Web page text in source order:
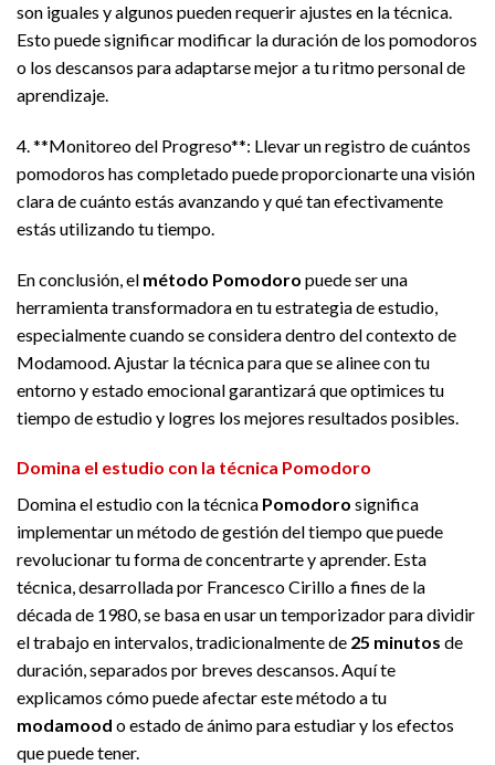
son iguales y algunos pueden requerir ajustes en la técnica.
Esto puede significar modificar la duración de los pomodoros
o los descansos para adaptarse mejor a tu ritmo personal de
aprendizaje.
4. **Monitoreo del Progreso**: Llevar un registro de cuántos
pomodoros has completado puede proporcionarte una visión
clara de cuánto estás avanzando y qué tan efectivamente
estás utilizando tu tiempo.
En conclusión, el método Pomodoro puede ser una
herramienta transformadora en tu estrategia de estudio,
especialmente cuando se considera dentro del contexto de
Modamood. Ajustar la técnica para que se alinee con tu
entorno y estado emocional garantizará que optimices tu
tiempo de estudio y logres los mejores resultados posibles.
Domina el estudio con la técnica Pomodoro
Domina el estudio con la técnica Pomodoro significa
implementar un método de gestión del tiempo que puede
revolucionar tu forma de concentrarte y aprender. Esta
técnica, desarrollada por Francesco Cirillo a fines de la
década de 1980, se basa en usar un temporizador para dividir
el trabajo en intervalos, tradicionalmente de 25 minutos de
duración, separados por breves descansos. Aquí te
explicamos cómo puede afectar este método a tu
modamood o estado de ánimo para estudiar y los efectos
que puede tener.